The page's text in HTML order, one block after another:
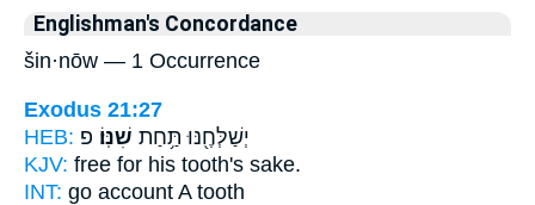
Englishman's Concordance
šin·nōw — 1 Occurrence
Exodus 21:27
HEB:
יְשַׁלְּחֶ֖נּוּ תַּ֥חַת שִׁנּֽוֹ׃ פ
KJV: free for his tooth's sake.
INT: go account A tooth